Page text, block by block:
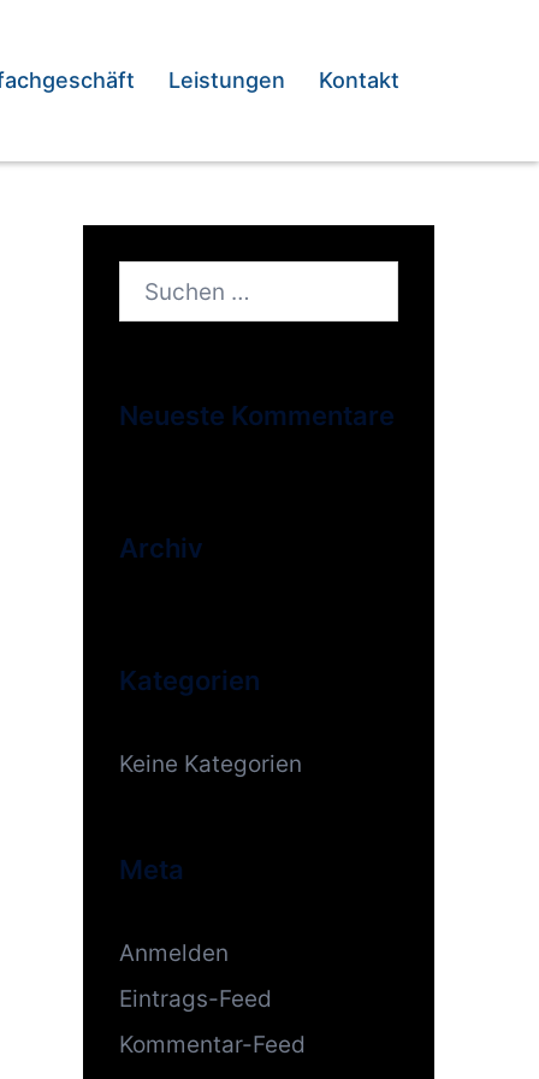
Leistungen Kontakt
Suchen
nach:
Neueste Kommentare
Archiv
Kategorien
Keine Kategorien
Meta
Anmelden
Eintrags-Feed
Kommentar-Feed